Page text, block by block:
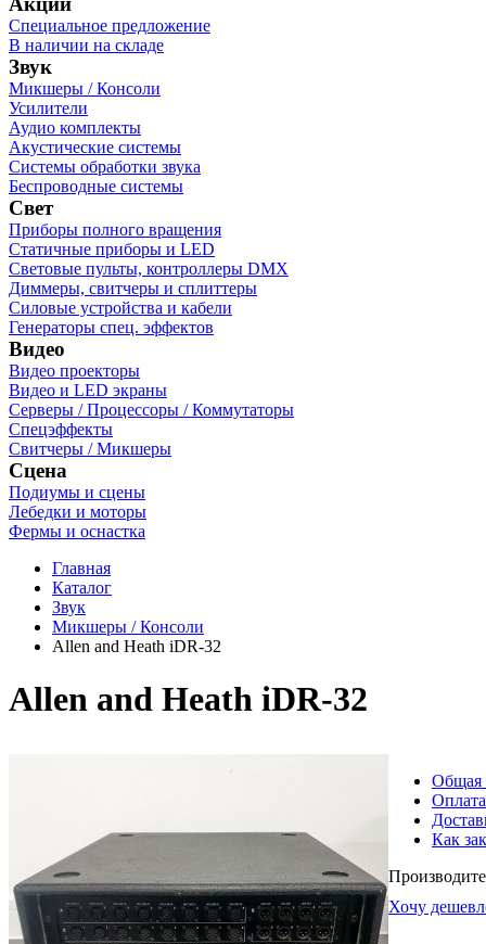
Специальное предложение
В наличии на складе
Звук
Микшеры / Консоли
Усилители
Аудио комплекты
Акустические системы
Системы обработки звука
Беспроводные системы
Свет
Приборы полного вращения
Статичные приборы и LED
Световые пульты, контроллеры DMX
Диммеры, свитчеры и сплиттеры
Силовые устройства и кабели
Генераторы спец. эффектов
Видео
Видео проекторы
Видео и LED экраны
Серверы / Процессоры / Коммутаторы
Спецэффекты
Свитчеры / Микшеры
Сцена
Подиумы и сцены
Лебедки и моторы
Фермы и оснастка
Главная
Каталог
Звук
Микшеры / Консоли
Allen and Heath iDR-32
Allen and Heath iDR-32
Общая
Оплата
Как
Хочу